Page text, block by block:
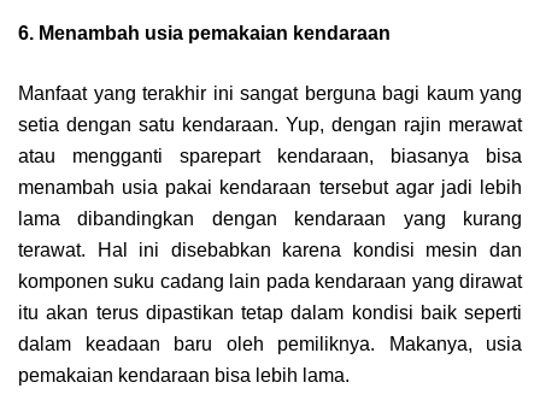
6. Menambah usia pemakaian kendaraan
Manfaat yang terakhir ini sangat berguna bagi kaum yang
setia dengan satu kendaraan. Yup, dengan rajin merawat
atau mengganti sparepart kendaraan, biasanya bisa
menambah usia pakai kendaraan tersebut agar jadi lebih
lama dibandingkan dengan kendaraan yang kurang
terawat. Hal ini disebabkan karena kondisi mesin dan
komponen suku cadang lain pada kendaraan yang dirawat
itu akan terus dipastikan tetap dalam kondisi baik seperti
dalam keadaan baru oleh pemiliknya. Makanya, usia
pemakaian kendaraan bisa lebih lama.